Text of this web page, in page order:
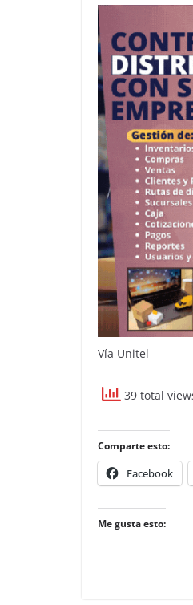
Vía Unitel
39 total
Comparte esto:
Facebook
Me gusta esto: